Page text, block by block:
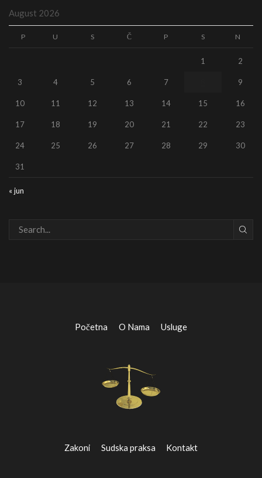
August 2026
P U S Č P S N
« jun
1 2
3 4 5 6 7 9
10 11 12 13 14 15 16
17 18 19 20 21 22 23
24 25 26 27 28 29 30
31
Početna O Nama Usluge
Zakoni Sudska praksa Kontakt